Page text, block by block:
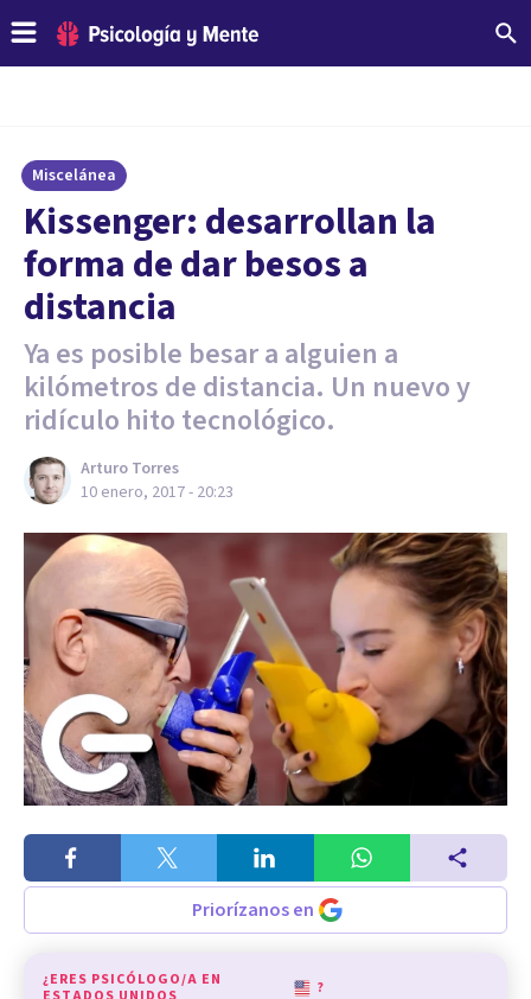
Miscelánea
Kissenger: desarrollan la
forma de dar besos a
distancia
​Ya es posible besar a alguien a
kilómetros de distancia. Un nuevo y
ridículo hito tecnológico.
Arturo Torres
10 enero, 2017 - 20:23
Priorízanos en
¿ERES PSICÓLOGO/A EN
?